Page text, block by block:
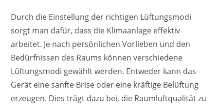
Durch die Einstellung der richtigen Lüftungsmodi
sorgt man dafür, dass die Klimaanlage effektiv
arbeitet. Je nach persönlichen Vorlieben und den
Bedürfnissen des Raums können verschiedene
Lüftungsmodi gewählt werden. Entweder kann das
Gerät eine sanfte Brise oder eine kräftige Belüftung
erzeugen. Dies trägt dazu bei, die Raumluftqualität zu